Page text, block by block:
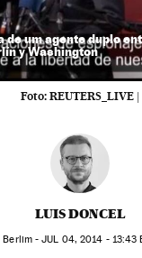
de um agente duplo
y Washington
Foto: REUTERS_LIVE |
LUIS DONCEL
Berlim -JUL 04, 2014 - 13:43